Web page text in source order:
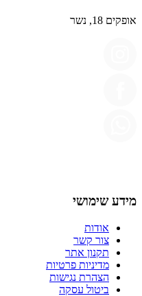
אופקים 18, נשר
מידע שימושי
אודות
צור קשר
תקנון אתר
מדיניות פרטיות
הצהרת נגישות
ביטול עסקה